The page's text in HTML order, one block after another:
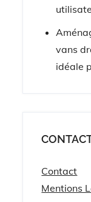
vans
idéale
Contact
Mentions